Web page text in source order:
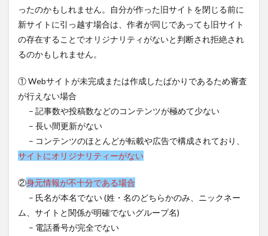
ったのかもしれません。自分が作った旧サイトを閉じる前に
新サイトに引っ越す場合は、作者が同じであっても旧サイト
の存在することでオリジナリティがないと判断され拒絶され
るのかもしれません。
① Webサイトが未完成または作成したばかりであるため審査
が行えない場合
– 記事数や投稿数などのコンテンツが極めて少ない
– 長い間更新がない
– コンテンツのほとんどが転載や広告で構成されており、
サイトにオリジナリティーがない
②身元情報が不十分である場合
– 氏名が本名でない (姓・名のどちらかのみ、ニックネー
ム、サイトと関係が明確でないグループ名)
– 電話番号が完全でない